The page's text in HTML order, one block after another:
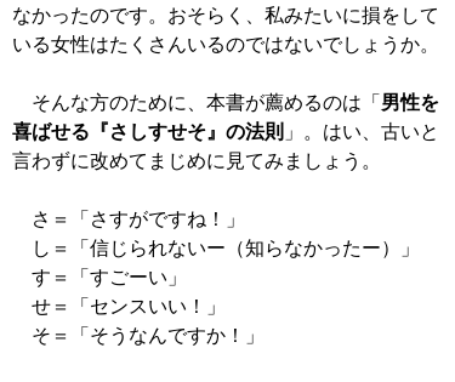
なかったのです。おそらく、私みたいに損をして
いる女性はたくさんいるのではないでしょうか。
そんな方のために、本書が薦めるのは「 男性を
喜ばせる『さしすせそ』の法則 」。はい、古いと
言わずに改めてまじめに見てみましょう。
さ＝「さすがですね！」
し＝「信じられないー（知らなかったー）」
す＝「すごーい」
せ＝「センスいい！」
そ＝「そうなんですか！」